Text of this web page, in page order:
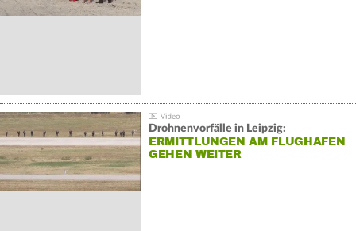
Drohnenvorfälle in Leipzig:
ERMITTLUNGEN AM FLUGHAFEN
GEHEN WEITER